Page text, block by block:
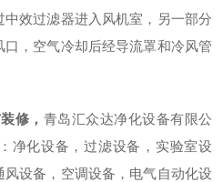
效过滤器进入风机室，另一部分
，空气冷却后经导流罩和冷风管
修 ， 青岛汇众达净化设备有限公
净化设备，过滤设备，实验室设
设备，空调设备，电气自动化设